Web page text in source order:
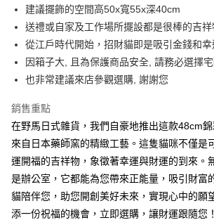
國泰世華商業銀行
兆豐國際商
臺灣中小企業銀行
台中商業銀
匯豐（台灣）商業銀行
華泰商業銀
聯邦商業銀行
遠東國際商
元大商業銀行
永豐商業銀
玉山商業銀行
台灣樂天信用卡公司
Apple Pay
街口支付
ATM付款
運送方式
全家取貨付款
每筆NT$65，滿NT$999(含以上)免運費
建議擺飾的空間高50x寬55x深40cm
送禮或自家及工作場所擺設都是很棒的吉祥
從江戶時代開始，招財貓即是吸引金錢和幸
因箱子大, 且為保護商品安全, 請務必選擇宅
也非常建議來店參觀選購, 謝謝您
銷售重點
在野馬日式雜貨，我們自豪地推出這款48cm錦
來自日本藥師窯的精緻工藝。這隻貓咪不僅是
運開福的吉祥物，象徵著幸運與財運的到來。
是辦公室，它都能為您帶來正能量，吸引財富
貓陪伴您，助您開創美好未來，實現心中的願
添一份祝福的機會，立即選購，讓財運跟隨您！